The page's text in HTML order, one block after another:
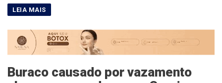
Buraco causado por vazamento